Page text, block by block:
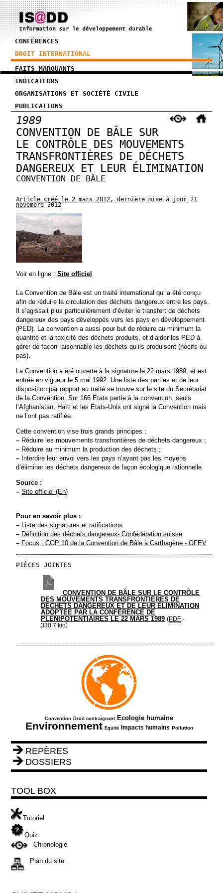
CONFÉRENCES
DROIT INTERNATIONAL
FAITS MARQUANTS
INDICATEURS
ORGANISATIONS ET SOCIÉTÉ CIVILE
PUBLICATIONS
1989
CONVENTION DE BÂLE SUR
LE CONTRÔLE DES MOUVEMENTS
TRANSFRONTIÈRES DE DÉCHETS
DANGEREUX ET LEUR ÉLIMINATION
CONVENTION DE BÂLE
Article créé le 2 mars 2012, dernière mise à jour 21
novembre 2012
Voir en ligne :Site officiel
La Convention de Bâle est un traité international qui a été conçu
afin de réduire la circulation des déchets dangereux entre les pays.
Il s’agissait plus particulièrement d’éviter le transfert de déchets
dangereux des pays développés vers les pays en développement
(PED). La convention a aussi pour but de réduire au minimum la
quantité et la toxicité des déchets produits, et d’aider les PED à
gérer de façon raisonnable les déchets qu’ils produisent (nocifs ou
pas).
La Convention a été ouverte à la signature le 22 mars 1989, et est
entrée en vigueur le 5 mai 1992. Une liste des parties et de leur
disposition par rapport au traité se trouve sur le site du Secrétariat
de la Convention. Sur 166 États partie à la convention, seuls
l’Afghanistan, Haïti et les États-Unis ont signé la Convention mais
ne l’ont pas ratifiée.
Cette convention vise trois grands principes :
– Réduire les mouvements transfrontières de déchets dangereux ;
– Réduire au minimum la production des déchets ;
– Interdire leur envoi vers les pays n’ayant pas les moyens
d’éliminer les déchets dangereux de façon écologique rationnelle.
Source :
– Site officiel (En)
Pour en savoir plus :
– Liste des signatures et ratifications
– Définition des déchets dangereux- Confédération suisse
– Focus : COP 10 de la Convention de Bâle à Carthagène - OFEV
PIÈCES JOINTES
CONVENTION DE BÂLE SUR LE CONTRÔLE
DES MOUVEMENTS TRANSFRONTIÈRES DE
DÉCHETS DANGEREUX ET DE LEUR ÉLIMINATION
ADOPTÉE PAR LA CONFÉRENCE DE
PLÉNIPOTENTIAIRES LE 22 MARS 1989 (PDF -
330.7 kio)
Convention Droit contraignant Ecologie humaine
Environnement
159/822 Equité
364/822 Impacts humains
256/822 Pollution
REPÈRES
DOSSIERS
TOOL BOX
Tutoriel
Quiz
Chronologie
Plan du site